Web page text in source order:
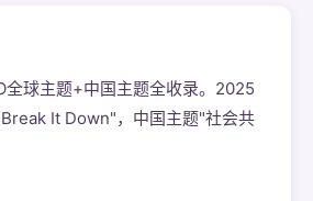
球主题+中国主题全收录。2025
It Down"，中国主题"社会共